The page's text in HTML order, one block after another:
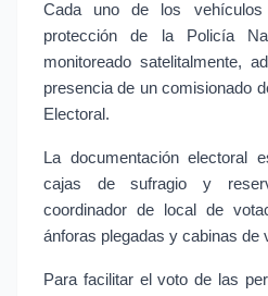
Cada uno de los
protección de la Policía
monitoreado satelitalmente,
presencia de un comisionado
Electoral.
La documentación electoral
cajas de sufragio y
coordinador de local de
ánforas plegadas y cabinas de
Para facilitar el voto de las